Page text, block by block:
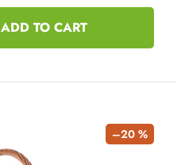
ADD TO CART
–20 %